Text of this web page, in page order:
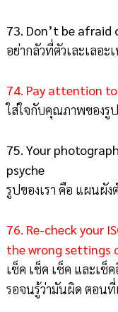
73. Don’t be
อย่ากลัวที่ตัวเละเลอะ
74. Pay attention
ใส่ใจกับคุณภาพของรู
75. Your
psyche
รูปของเรา คือ แผนผั
76. Re-check your
the wrong settings
เช็ค เช็ค เช็ค และเช็
รอจนรู้ว่ามันผิด ตอน